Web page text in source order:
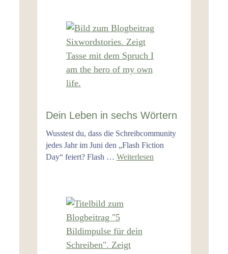
Dein Leben in sechs Wörtern
Wusstest du, dass die Schreibcommunity
jedes Jahr im Juni den „Flash Fiction
Day“ feiert? Flash … Weiterlesen